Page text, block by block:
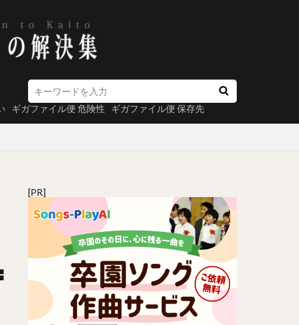
ギガファイル便 危険性 ギガファイル便 保存先
[PR]